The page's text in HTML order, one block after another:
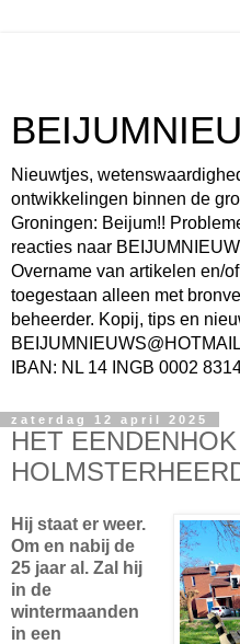
Nieuwtjes,
ontwikkelingen binnen de
Groningen: Beijum!!
reacties naar
Overname van artikelen en/
toegestaan alleen met
beheerder. Kopij, tips en
IBAN: NL 14 INGB 0002
zaterdag 12 april 2025
HET
Hij staat er weer.
Om en nabij de
25 jaar al. Zal hij
in de
wintermaanden
in een